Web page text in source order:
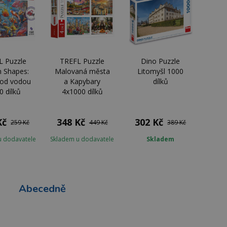
Puzzle
Shapes:
vodou
dílků
259 Kč
dodavatele
TREFL Puzzle
Malovaná města
a Kapybary
4x1000 dílků
348 Kč 449 Kč
Skladem u dodavatele
Dino Puzzle
Litomyšl 1000
dílků
302 Kč 389 Kč
Skladem
Abecedně